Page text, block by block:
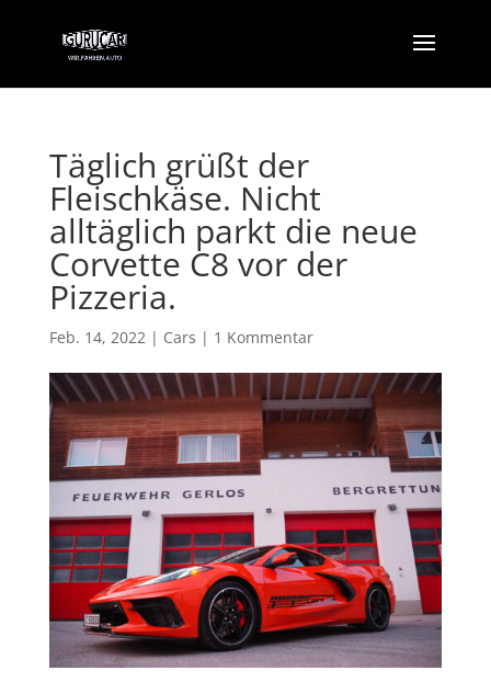
Täglich grüßt der
Fleischkäse. Nicht
alltäglich parkt die neue
Corvette C8 vor der
Pizzeria.
Feb. 14, 2022| Cars | 1 Kommentar